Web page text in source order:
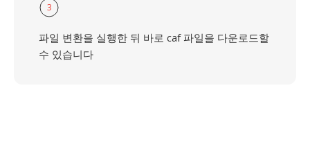
3
파일 변환을 실행한 뒤 바로 caf 파일을 다운로드할
수 있습니다